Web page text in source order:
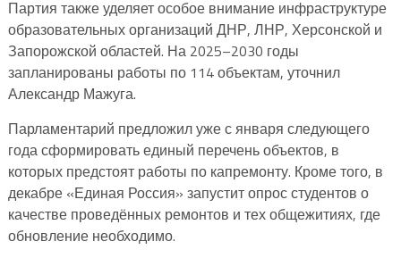
Партия также уделяет особое внимание инфраструктуре
образовательных организаций ДНР, ЛНР, Херсонской и
Запорожской областей. На 2025–2030 годы
запланированы работы по 114 объектам, уточнил
Александр Мажуга.
Парламентарий предложил уже с января следующего
года сформировать единый перечень объектов, в
которых предстоят работы по капремонту. Кроме того, в
декабре «Единая Россия» запустит опрос студентов о
качестве проведённых ремонтов и тех общежитиях, где
обновление необходимо.